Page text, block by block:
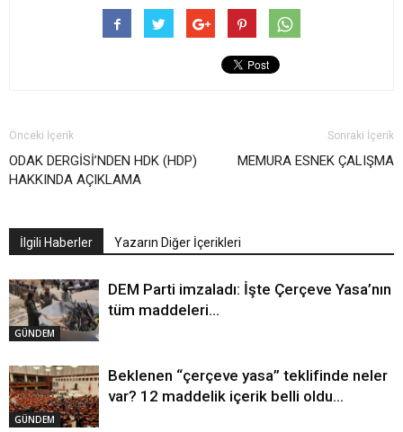
Önceki İçerik
ODAK DERGİSİ’NDEN HDK (HDP)
HAKKINDA AÇIKLAMA
Sonraki İçerik
MEMURA ESNEK ÇALIŞMA
İlgili Haberler Yazarın Diğer İçerikleri
GÜNDEM
DEM Parti imzaladı: İşte Çerçeve Yasa’nın
tüm maddeleri…
GÜNDEM
Beklenen “çerçeve yasa” teklifinde neler
var? 12 maddelik içerik belli oldu…